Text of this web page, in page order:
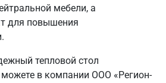
мебели, а
для повышения
тепловой стол
в компании ООО «Регион-